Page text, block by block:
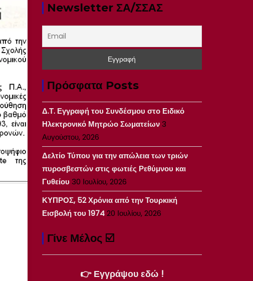
Newsletter ΣΑ/ΣΣΑΣ
Πρόσφατα Posts
Δ.Τ. Εγγραφή του Συνδέσμου στο Ειδικό
Ηλεκτρονικό Μητρώο Σωματείων3
Αυγούστου, 2026
Δελτίο Τύπου για την απώλεια των τριών
πυροσβεστών στις φωτιές Ρεθύμνου και
Γυθείου 30 Ιουλίου, 2026
ΚΥΠΡΟΣ, 52 Χρόνια από την Τουρκική
Εισβολή του 197420 Ιουλίου, 2026
Γίνε Μέλος ☑️
👉 Εγγράψου εδώ !